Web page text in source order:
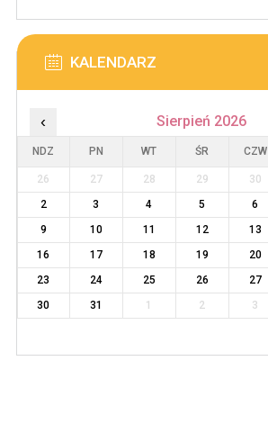
KALENDARZ
‹ Sierpień 2026
NDZ PN WT ŚR CZW
26 27 28 29 30
2
3 4 5 6
9
10 11 12 13
16
17 18 19 20
23
24 25 26 27
30
31 1 2 3